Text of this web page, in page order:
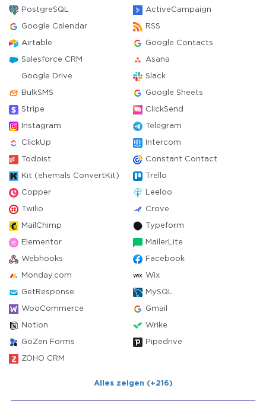
PostgreSQL ActiveCampaign
Google Calendar RSS
Airtable Google Contacts
Salesforce CRM Asana
Google Drive Slack
BulkSMS Google Sheets
Stripe ClickSend
Instagram Telegram
ClickUp Intercom
Todoist Constant Contact
Kit (ehemals ConvertKit) Trello
Copper Leeloo
Twilio Crove
MailChimp Typeform
Elementor MailerLite
Webhooks Facebook
Monday.com Wix
GetResponse MySQL
WooCommerce Gmail
Notion Wrike
GoZen Forms Pipedrive
ZOHO CRM
Alles zeigen (+216)